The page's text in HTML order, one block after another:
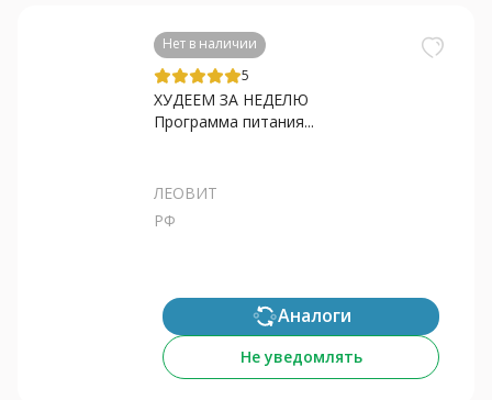
Нет в наличии
5
ХУДЕЕМ ЗА НЕДЕЛЮ
Программа питания...
ЛЕОВИТ
РФ
Аналоги
Не уведомлять